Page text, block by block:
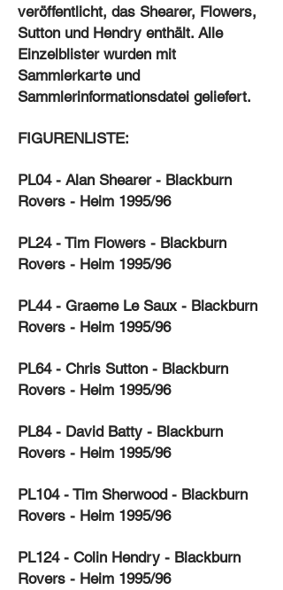
veröffentlicht, das Shearer, Flowers,
Sutton und Hendry enthält. Alle
Einzelblister wurden mit
Sammlerkarte und
Sammlerinformationsdatei geliefert.
FIGURENLISTE:
PL04 - Alan Shearer - Blackburn
Rovers - Heim 1995/96
PL24 - Tim Flowers - Blackburn
Rovers - Heim 1995/96
PL44 - Graeme Le Saux - Blackburn
Rovers - Heim 1995/96
PL64 - Chris Sutton - Blackburn
Rovers - Heim 1995/96
PL84 - David Batty - Blackburn
Rovers - Heim 1995/96
PL104 - Tim Sherwood - Blackburn
Rovers - Heim 1995/96
PL124 - Colin Hendry - Blackburn
Rovers - Heim 1995/96